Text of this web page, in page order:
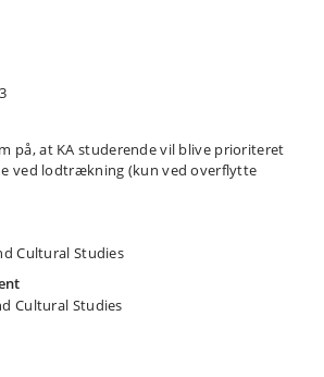
på, at KA studerende vil blive prioriteret
ved lodtrækning (kun ved overflytte
Cultural Studies
Cultural Studies